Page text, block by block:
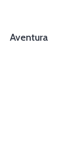
Aventura